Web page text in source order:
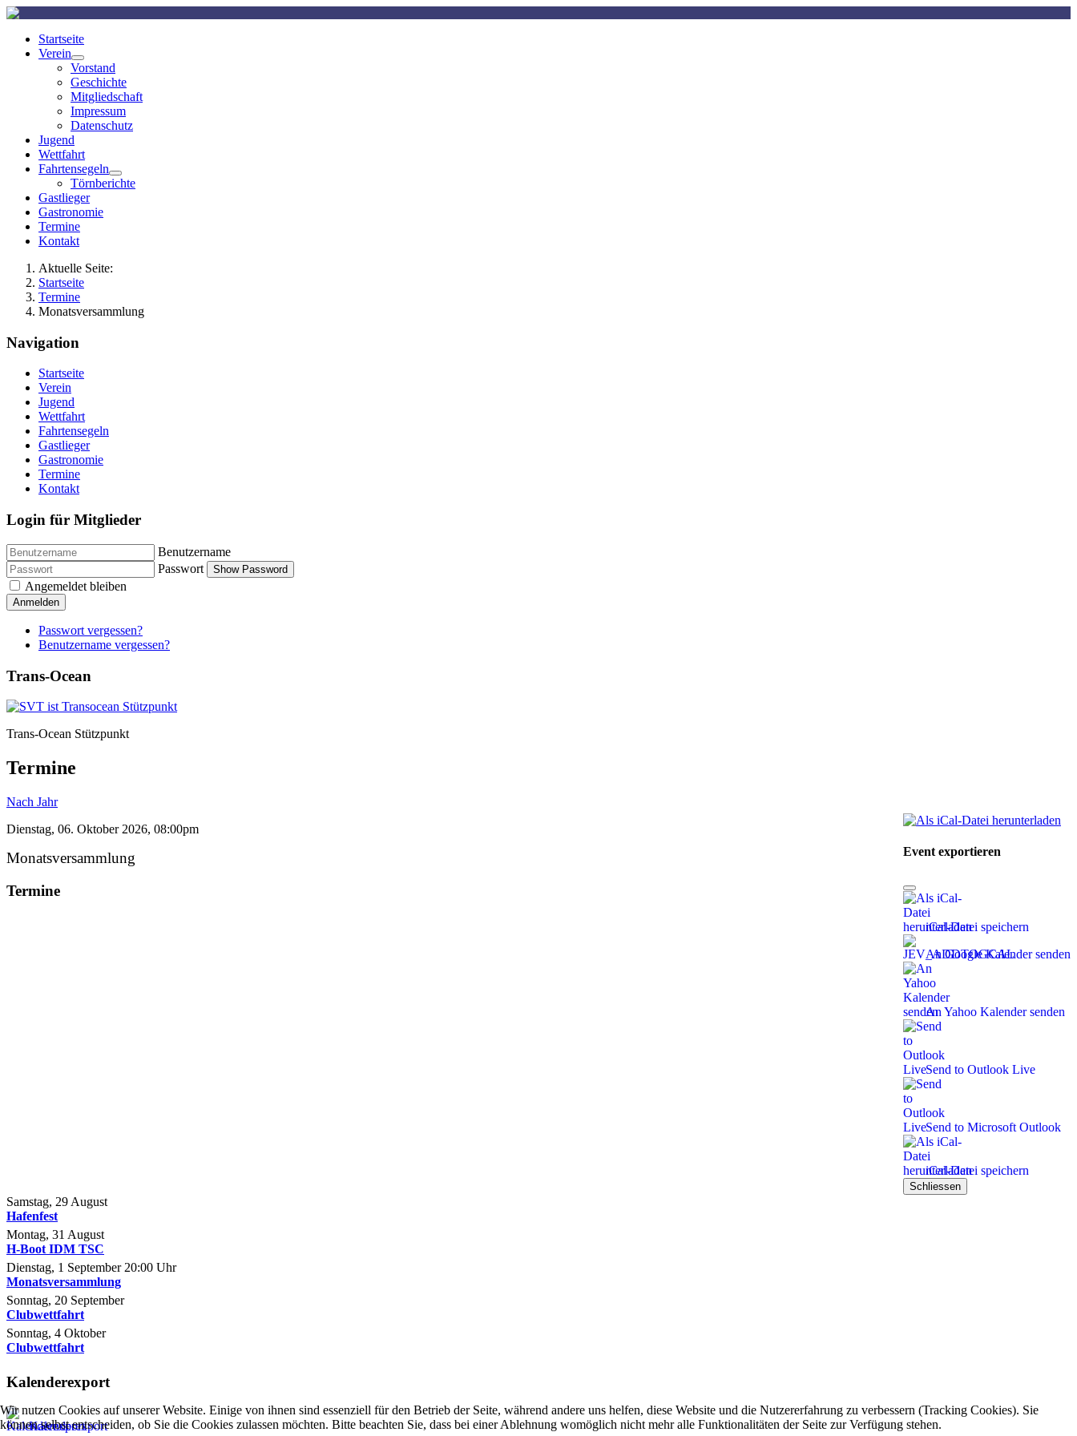
Startseite
Verein
Vorstand
Geschichte
Mitgliedschaft
Impressum
Datenschutz
Jugend
Wettfahrt
Fahrtensegeln
Törnberichte
Gastlieger
Gastronomie
Termine
Kontakt
Aktuelle Seite:
Startseite
Termine
Monatsversammlung
Navigation
Startseite
Verein
Jugend
Wettfahrt
Fahrtensegeln
Gastlieger
Gastronomie
Termine
Kontakt
Login für Mitglieder
Benutzername
Passwort
Show Password
Angemeldet bleiben
Anmelden
Passwort vergessen?
Benutzername vergessen?
Trans-Ocean
Trans-Ocean Stützpunkt
Termine
Nach Jahr
Event exportieren
iCal-Datei speichern
An Google Kalender senden
An Yahoo Kalender senden
Send to Outlook Live
Send to Microsoft Outlook
iCal-Datei speichern
Schliessen
Dienstag, 06. Oktober 2026, 08:00pm
Monatsversammlung
Termine
Samstag, 29 August
Hafenfest
Montag, 31 August
H-Boot IDM TSC
Dienstag, 1 September 20:00 Uhr
Monatsversammlung
Sonntag, 20 September
Clubwettfahrt
Sonntag, 4 Oktober
Clubwettfahrt
Kalenderexport
Kalenderexport
Wir nutzen Cookies auf unserer Website. Einige von ihnen sind essenziell für den Betrieb der Seite, während andere uns helfen, diese Website und die Nutzererfahrung zu verbessern (Tracking Cookies). Sie
können selbst entscheiden, ob Sie die Cookies zulassen möchten. Bitte beachten Sie, dass bei einer Ablehnung womöglich nicht mehr alle Funktionalitäten der Seite zur Verfügung stehen.